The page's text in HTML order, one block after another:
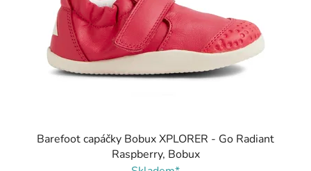
Barefoot capáčky Bobux XPLORER - Go Radiant
Raspberry, Bobux